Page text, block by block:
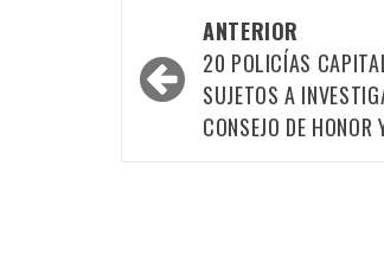
Navegación
por
las
entradas
ANTERIOR
20 POLICÍAS
SUJETOS A
CONSEJO DE